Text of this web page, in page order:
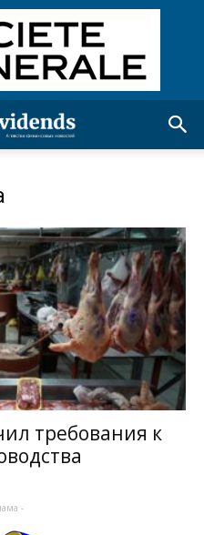
требования к
-